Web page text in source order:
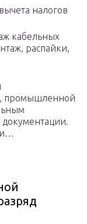
налогов
кабельных
распайки,
промышленной